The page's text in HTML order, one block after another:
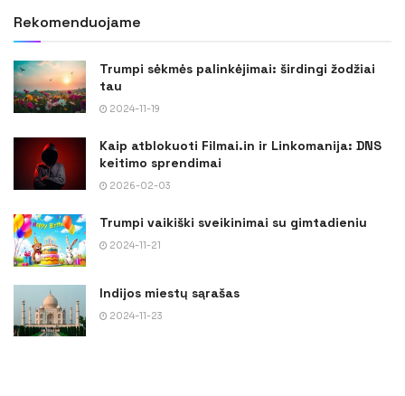
Rekomenduojame
Trumpi sėkmės palinkėjimai: širdingi žodžiai
tau
2024-11-19
Kaip atblokuoti Filmai.in ir Linkomanija: DNS
keitimo sprendimai
2026-02-03
Trumpi vaikiški sveikinimai su gimtadieniu
2024-11-21
Indijos miestų sąrašas
2024-11-23